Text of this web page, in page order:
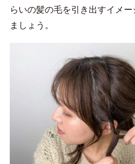
らいの髪の毛を引き出すイメ
ましょう。